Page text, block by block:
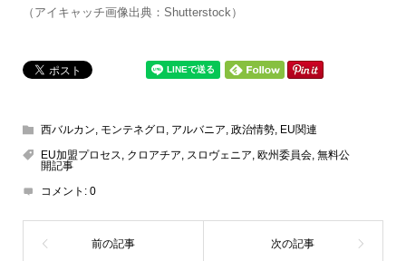
（アイキャッチ画像出典：Shutterstock）
西バルカン モンテネグロ アルバニア 政治情勢, EU関連
EU加盟プロセス
クロアチア スロヴェニア 欧州委員会, 無料公
開記事
コメント: 0